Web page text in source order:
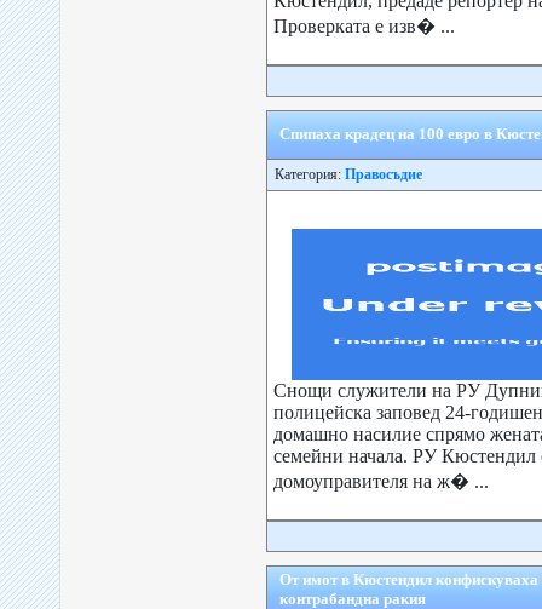
Проверката е изв� ...
Спипаха крадец на 100 евро в
Категория: Правосъдие
Снощи служители на РУ
полицейска заповед 24-
домашно насилие спрямо
семейни начала. РУ Кюстендил
домоуправителя на ж� ...
От имот в Кюстендил конфискуваха
контрабандна ракия